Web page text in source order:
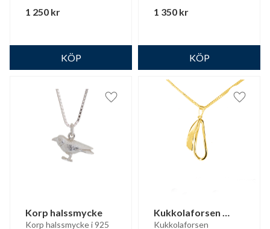
1 250 kr 1 350 kr
Korp halssmycke
Korp halssmycke i 925
Lägg till i favoriter
Kukkolaforsen
halssmycke 18 K
Kukkolaforsen
Lägg